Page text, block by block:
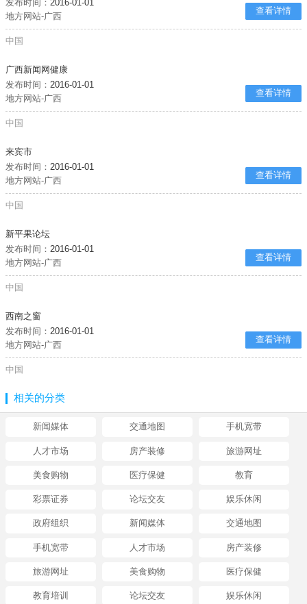
发布时间：2016-01-01
地方网站-广西
查看详情
中国
广西新闻网健康
发布时间：2016-01-01
地方网站-广西
查看详情
中国
来宾市
发布时间：2016-01-01
地方网站-广西
查看详情
中国
新平果论坛
发布时间：2016-01-01
地方网站-广西
查看详情
中国
西南之窗
发布时间：2016-01-01
地方网站-广西
查看详情
中国
相关的分类
新闻媒体 交通地图 手机宽带
人才市场 房产装修 旅游网址
美食购物 医疗保健 教育
彩票证券 论坛交友 娱乐休闲
政府组织 新闻媒体 交通地图
手机宽带 人才市场 房产装修
旅游网址 美食购物 医疗保健
教育培训 论坛交友 娱乐休闲